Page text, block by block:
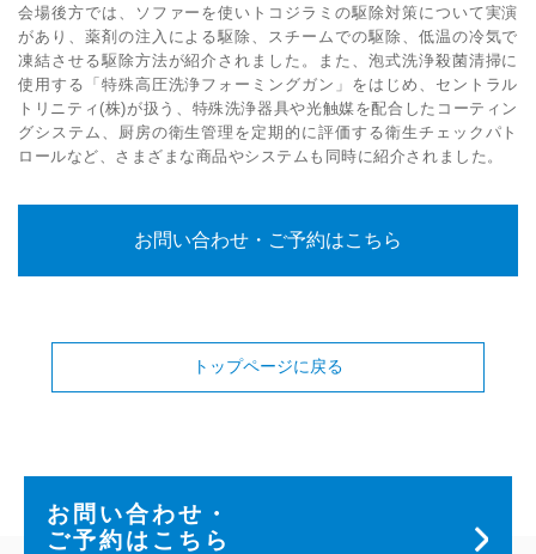
会場後方では、ソファーを使いトコジラミの駆除対策について実演
があり、薬剤の注入による駆除、スチームでの駆除、低温の冷気で
凍結させる駆除方法が紹介されました。また、泡式洗浄殺菌清掃に
使用する「特殊高圧洗浄フォーミングガン」をはじめ、セントラル
トリニティ(株)が扱う、特殊洗浄器具や光触媒を配合したコーティン
グシステム、厨房の衛生管理を定期的に評価する衛生チェックパト
ロールなど、さまざまな商品やシステムも同時に紹介されました。
お問い合わせ・ご予約はこちら
トップページに戻る
お問い合わせ・
ご予約はこちら